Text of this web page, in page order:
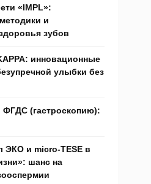
«IMPL»:
и
зубов
инновационные
улыбки без
ФГДС (гастроскопию):
ЭКО и micro-TESE в
шанс на